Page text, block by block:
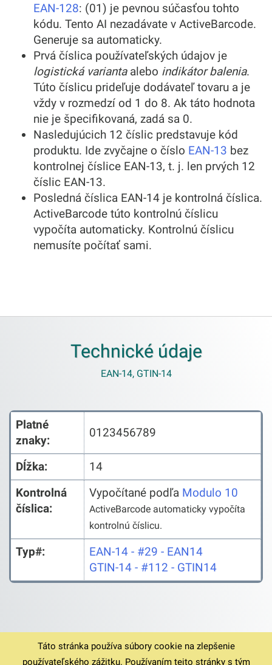
EAN-128: (01) je pevnou súčasťou tohto
kódu. Tento AI nezadávate v ActiveBarcode.
Generuje sa automaticky.
Prvá číslica používateľských údajov je
logistická variantaalebo indikátor balenia.
Túto číslicu prideľuje dodávateľ tovaru a je
vždy v rozmedzí od 1 do 8. Ak táto hodnota
nie je špecifikovaná, zadá sa 0.
Nasledujúcich 12 číslic predstavuje kód
produktu. Ide zvyčajne o číslo EAN-13 bez
kontrolnej číslice EAN-13, t. j. len prvých 12
číslic EAN-13.
Posledná číslica EAN-14 je kontrolná číslica.
ActiveBarcode túto kontrolnú číslicu
vypočíta automaticky. Kontrolnú číslicu
nemusíte počítať sami.
Technické údaje
EAN-14, GTIN-14
Platné
znaky:
0123456789
Dĺžka:
14
Kontrolná
číslica:
Vypočítané podľa Modulo 10
ActiveBarcode automaticky vypočíta
kontrolnú číslicu.
Typ#:
EAN-14 - #29 - EAN14
GTIN-14 - #112 - GTIN14
© 1994-2026 Domov Stiahnuť v6.12.4 Podmienky
Táto stránka používa súbory cookie na zlepšenie
používateľského zážitku. Používaním tejto stránky s tým